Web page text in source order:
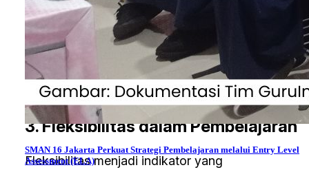
materi ajar yang diberikan. Hal tersebut tercermin
dalam penyusunan kompetensi yang dengan
mungkin disusun dengan berpedoman pada
kemampuan, minat, dan kapasitas peserta didik.
3. Fleksibilitas dalam Pembelajaran
Fleksibilitas menjadi indikator yang
SMAN 16 Jakarta Perkuat Strategi Pembelajaran melalui Entry Level
Assessment (ELA)